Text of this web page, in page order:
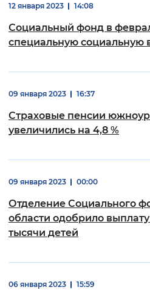
12 января 2023 14:08
Социальный фонд в
специальную социальную
09 января 2023 16:37
Страховые пенсии
увеличились на 4,8 %
09 января 2023 00:00
Отделение Социального
области одобрило
тысячи детей
06 января 2023 15:59